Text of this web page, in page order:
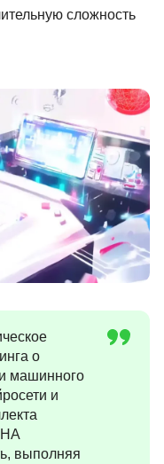
сложность
о
и машинного
и
выполняя